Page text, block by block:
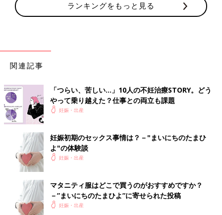
ランキングをもっと見る
関連記事
「つらい、苦しい…」10人の不妊治療STORY。どう
やって乗り越えた？仕事との両立も課題
妊娠・出産
妊娠初期のセックス事情は？－"まいにちのたまひ
よ"の体験談
妊娠・出産
マタニティ服はどこで買うのがおすすめですか？
－”まいにちのたまひよ”に寄せられた投稿
妊娠・出産